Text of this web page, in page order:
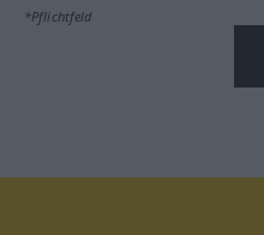
*Pflichtfeld